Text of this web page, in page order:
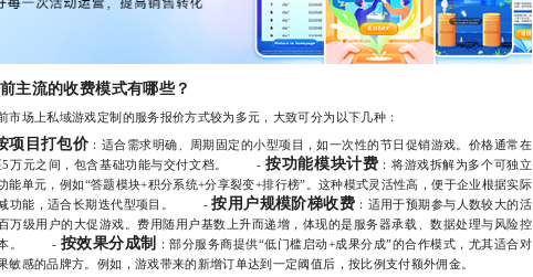
主流的收费模式有哪些？
场上私域游戏定制的服务报价方式较为多元，大致可分为以下几种：
项目打包价 ：适合需求明确、周期固定的小型项目，如一次性的节日促销游戏。价格通常在
5万元之间，包含基础功能与交付文档。 -按功能模块计费 ：将游戏拆解为多个可独立
能单元，例如“答题模块+积分系统+分享裂变+排行榜”。这种模式灵活性高，便于企业根据实际
减功能，适合长期迭代型项目。 -按用户规模阶梯收费 ：适用于预期参与人数较大的活
万级用户的大促游戏。费用随用户基数上升而递增，体现的是服务器承载、数据处理与风险控
本。 - 按效果分成制
：部分服务商提供“低门槛启动+成果分成”的合作模式，尤其适合对
敏感的品牌方。例如，游戏带来的新增订单达到一定阈值后，按比例支付额外佣金。